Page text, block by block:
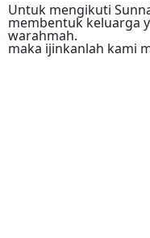
Untuk mengikuti
membentuk keluarga
warahmah.
maka ijinkanlah kami